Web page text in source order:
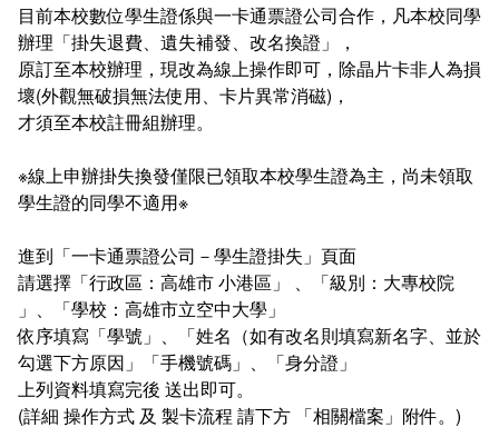
新聞媒體專區
校園行事曆
報名系統
線上報名
線上報名查詢
影音資訊
學習指導中心
輔導處
研發處
秘書處事務組
秘書處出納組
秘書處文書組
教學媒體處
電算中心
大眾傳播學系
外國語文學系
文化藝術學系
科技管理學系
健康管理與促進學系
校務系統
課程大綱
網路選課
網路教學 3.0 (111-2學期啟用)
校園行事曆
校內系統
資訊服務線上報修系統
消耗品申請
會計預警及請購系統
教室‧會議室預約系統
線上報修最新消息
問卷調查
法令規章
書表下載
政府公開資訊
常見問答
意見信箱
各單位意見信箱
影音資訊
目前本校數位學生證係與一卡通票證公司合作，凡本校同學
辦理「掛失退費、遺失補發、改名換證」，
原訂至本校辦理，現改為線上操作即可，除晶片卡非人為損
壞(外觀無破損無法使用、卡片異常消磁)，
才須至本校註冊組辦理。
※線上申辦掛失換發僅限已領取本校學生證為主，尚未領取
學生證的同學不適用※
進到「一卡通票證公司－學生證掛失」頁面
請選擇「行政區：高雄市 小港區」 、「級別：大專校院
」、「學校：高雄市立空中大學」
依序填寫「學號」、「姓名（如有改名則填寫新名字、並於
勾選下方原因」「手機號碼」、「身分證」
上列資料填寫完後 送出即可。
(詳細 操作方式 及 製卡流程 請下方 「相關檔案」附件。)